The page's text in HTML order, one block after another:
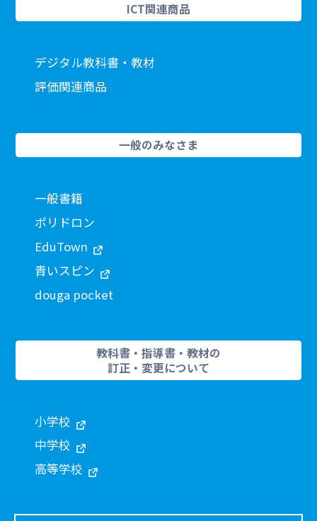
ICT関連商品
デジタル教科書・教材
評価関連商品
一般のみなさま
一般書籍
ポリドロン
EduTown
青いスピン
douga pocket
教科書・指導書・教材の
訂正・変更について
小学校
中学校
高等学校